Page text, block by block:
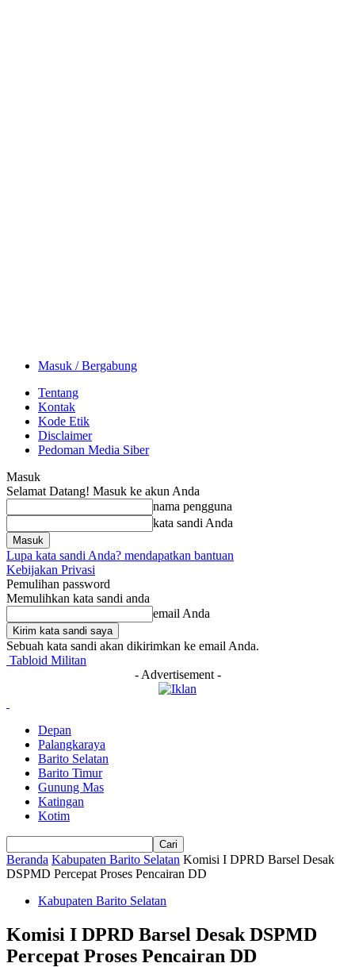
Masuk / Bergabung
Tentang
Kontak
Kode Etik
Disclaimer
Pedoman Media Siber
Masuk
Selamat Datang! Masuk ke akun Anda
nama pengguna
kata sandi Anda
Lupa kata sandi Anda? mendapatkan bantuan
Kebijakan Privasi
Pemulihan password
Memulihkan kata sandi anda
email Anda
Sebuah kata sandi akan dikirimkan ke email Anda.
Tabloid Militan
- Advertisement -
Depan
Palangkaraya
Barito Selatan
Barito Timur
Gunung Mas
Katingan
Kotim
Beranda Kabupaten Barito Selatan Komisi I DPRD Barsel Desak
DSPMD Percepat Proses Pencairan DD
Kabupaten Barito Selatan
Komisi I DPRD Barsel Desak DSPMD
Percepat Proses Pencairan DD